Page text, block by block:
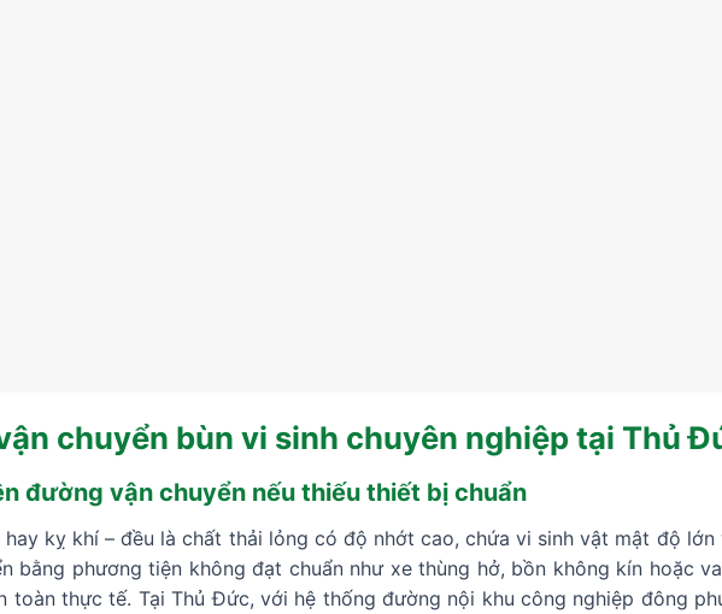
chuyển bùn vi sinh chuyên nghiệp tại Thủ
đường vận chuyển nếu thiếu thiết bị chuẩn
hay kỵ khí – đều là chất thải lỏng có độ nhớt cao, chứa vi sinh vật mật độ lớn
bằng phương tiện không đạt chuẩn như xe thùng hở, bồn không kín hoặc
toàn thực tế. Tại Thủ Đức, với hệ thống đường nội khu công nghiệp đông